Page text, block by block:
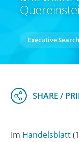
Executive Search
Im Handelsblatt